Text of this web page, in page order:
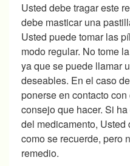
Usted debe tragar este
debe masticar una
Usted puede tomar las
modo regular. No tome
ya que se puede llamar
deseables. En el caso
ponerse en contacto
consejo que hacer. Si
del medicamento, Usted
como se recuerde, pero
remedio.